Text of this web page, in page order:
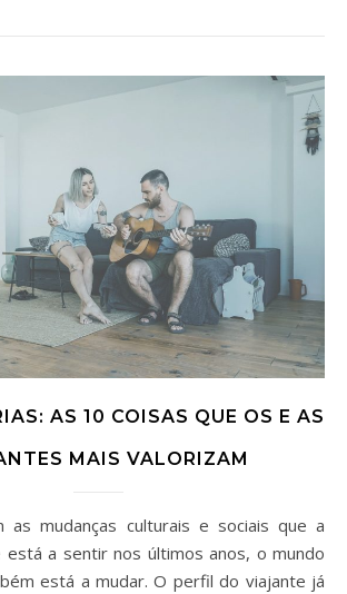
AS 10 COISAS QUE OS E AS
MAIS VALORIZAM
está a sentir nos últimos anos, o mundo
está a mudar. O perfil do viajante já